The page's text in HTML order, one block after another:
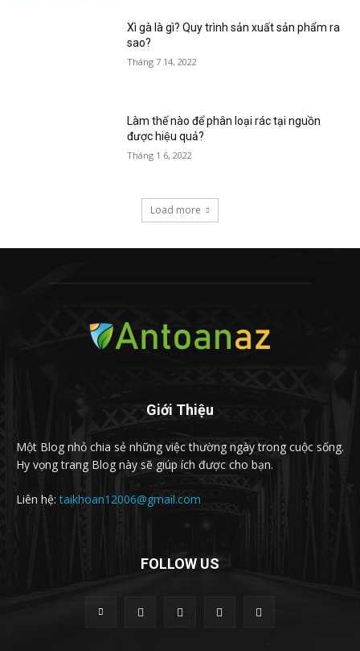
Xì gà là gì? Quy trình sản xuất sản phẩm ra
sao?
Tháng 7 14, 2022
Làm thế nào để phân loại rác tại nguồn
được hiệu quả?
Tháng 1 6, 2022
Load more
Giới Thiệu
Một Blog nhỏ chia sẻ những việc thường ngày trong cuộc sống.
Hy vọng trang Blog này sẽ giúp ích được cho bạn.
Liên hệ:taikhoan12006@gmail.com
FOLLOW US